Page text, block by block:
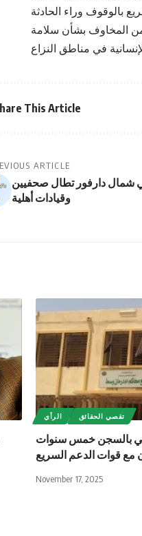
من المخاوف بشأن سلامة
This Article
ARTICLE
شمال دارفور تطال صحفيين
وقيادات أهلية
الرأي تقصي الحقائق
بالسجن خمس سنوات
مع قوات الدعم السريع
November 17, 2025